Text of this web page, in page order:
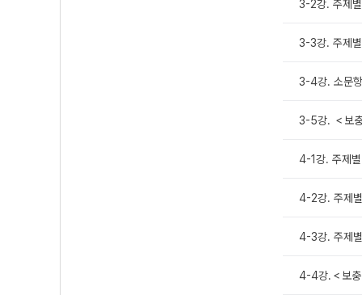
3-2강. 주제
3-3강. 주제
3-4강. 소문
3-5강. ＜보
4-1강. 주제
4-2강. 주제
4-3강. 주제
4-4강.＜보